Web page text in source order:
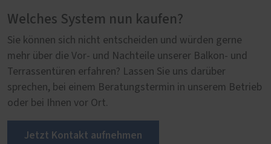
Welches System nun kaufen?
Sie können sich nicht entscheiden und würden gerne
mehr über die Vor- und Nachteile unserer Balkon- und
Terrassentüren erfahren? Lassen Sie uns darüber
sprechen, bei einem Beratungstermin in unserem Betrieb
oder bei Ihnen vor Ort.
Jetzt Kontakt aufnehmen